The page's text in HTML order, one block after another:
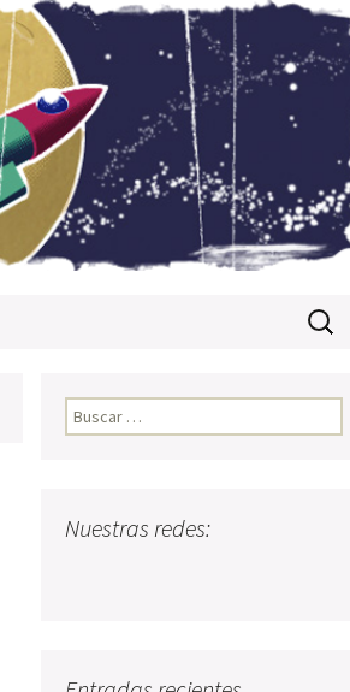
Buscar:
Buscar:
Nuestras redes: